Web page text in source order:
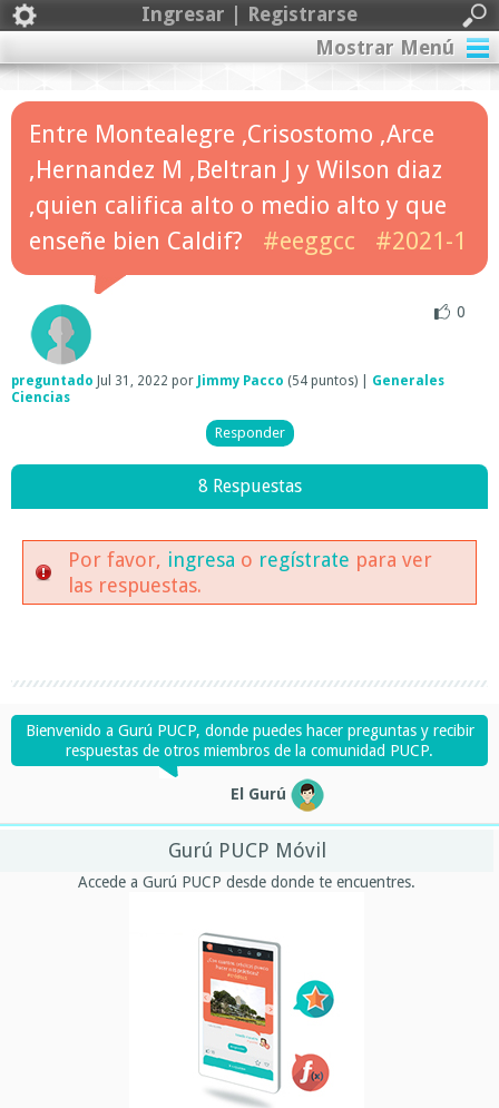
Ingresar | Registrarse
Mostrar Menú
Entre Montealegre ,Crisostomo ,Arce
,Hernandez M ,Beltran J y Wilson diaz
,quien califica alto o medio alto y que
enseñe bien Caldif?
#eeggcc #2021-1
0
preguntado Jul 31, 2022 por Jimmy Pacco (54 puntos)
Generales
Ciencias
8 Respuestas
Por favor, ingresa o regístrate para ver
las respuestas.
Bienvenido a Gurú PUCP, donde puedes hacer preguntas y recibir
respuestas de otros miembros de la comunidad PUCP.
El Gurú
Gurú PUCP Móvil
Accede a Gurú PUCP desde donde te encuentres.